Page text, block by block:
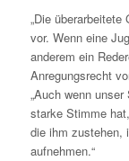
„Die
vor. Wenn eine
anderem ein
Anregungsrecht
„Auch wenn
starke Stimme
die ihm zustehen,
aufnehmen.“